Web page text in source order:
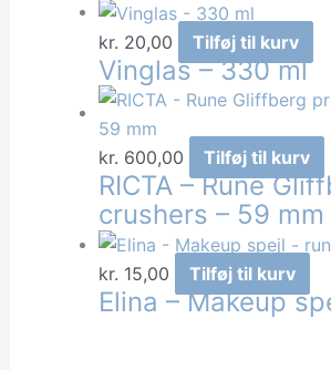
kr. 20,00 Tilføj til kurv
Vinglas – 330 ml
kr. 600,00 Tilføj til kurv
RICTA – Rune
crushers – 59 mm
kr. 15,00 Tilføj til kurv
Elina – Makeup